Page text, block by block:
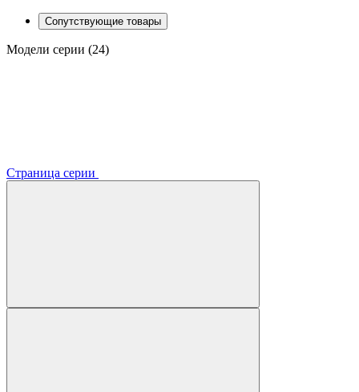
Сопутствующие товары
Модели серии (24)
Страница серии